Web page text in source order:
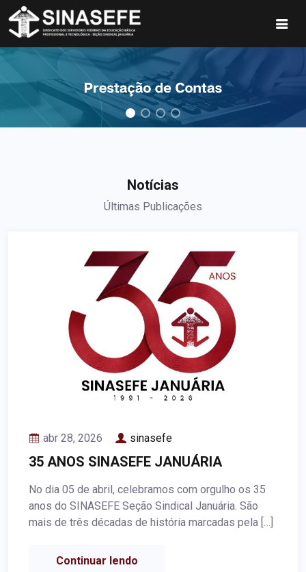
Notícias
Últimas Publicações
abr 28, 2026 sinasefe
35 ANOS SINASEFE JANUÁRIA
No dia 05 de abril, celebramos com orgulho os 35
anos do SINASEFE Seção Sindical Januária. São
mais de três décadas de história marcadas pela […]
Continuar lendo